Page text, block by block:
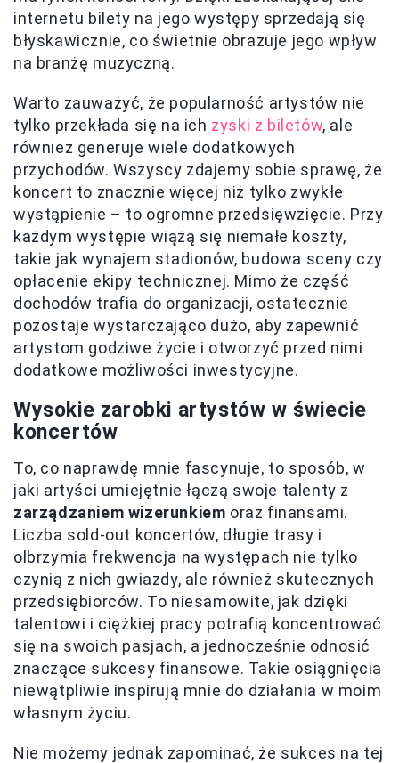
internetu bilety na jego występy sprzedają się
błyskawicznie, co świetnie obrazuje jego wpływ
na branżę muzyczną.
Warto zauważyć, że popularność artystów nie
tylko przekłada się na ich zyski z biletów, ale
również generuje wiele dodatkowych
przychodów. Wszyscy zdajemy sobie sprawę, że
koncert to znacznie więcej niż tylko zwykłe
wystąpienie – to ogromne przedsięwzięcie. Przy
każdym występie wiążą się niemałe koszty,
takie jak wynajem stadionów, budowa sceny czy
opłacenie ekipy technicznej. Mimo że część
dochodów trafia do organizacji, ostatecznie
pozostaje wystarczająco dużo, aby zapewnić
artystom godziwe życie i otworzyć przed nimi
dodatkowe możliwości inwestycyjne.
Wysokie zarobki artystów w świecie
koncertów
To, co naprawdę mnie fascynuje, to sposób, w
jaki artyści umiejętnie łączą swoje talenty z
zarządzaniem wizerunkiem oraz finansami.
Liczba sold-out koncertów, długie trasy i
olbrzymia frekwencja na występach nie tylko
czynią z nich gwiazdy, ale również skutecznych
przedsiębiorców. To niesamowite, jak dzięki
talentowi i ciężkiej pracy potrafią koncentrować
się na swoich pasjach, a jednocześnie odnosić
znaczące sukcesy finansowe. Takie osiągnięcia
niewątpliwie inspirują mnie do działania w moim
własnym życiu.
Nie możemy jednak zapominać, że sukces na tej